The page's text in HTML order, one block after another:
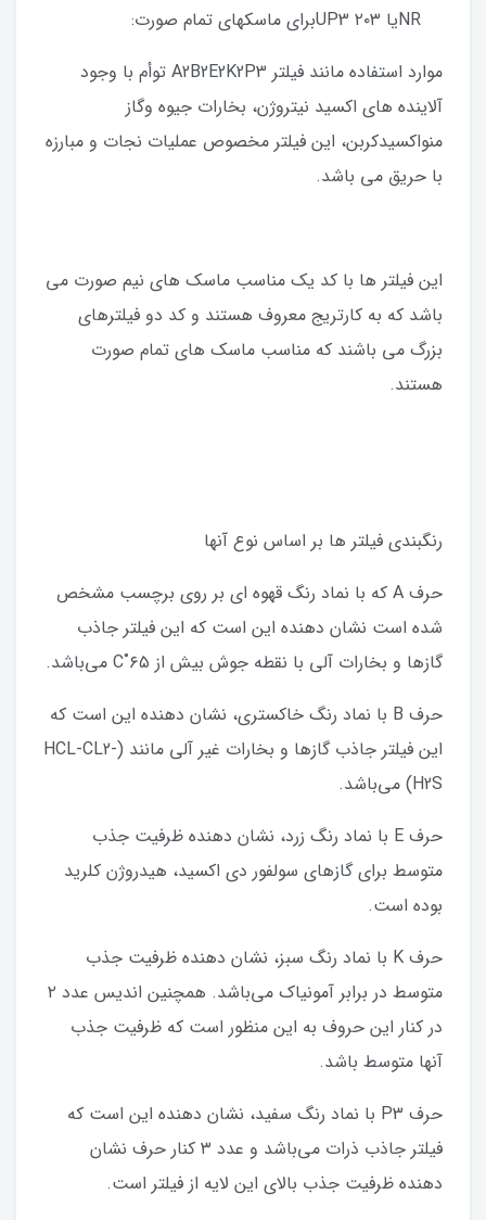
NRیا ۲۰۳ UP3برای ماسکهای تمام صورت:
موارد استفاده مانند فیلتر A2B2E2K2P3 توأم با وجود
آلاینده های اکسید نیتروژن، بخارات جیوه وگاز
منواکسیدکربن، این فیلتر مخصوص عملیات نجات و مبارزه
با حریق می باشد.
این فیلتر ها با کد یک مناسب ماسک های نیم صورت می
باشد که به کارتریج معروف هستند و کد دو فیلترهای
بزرگ می باشند که مناسب ماسک های تمام صورت
هستند.
رنگبندی فیلتر ها بر اساس نوع آنها
حرف A که با نماد رنگ قهوه ای بر روی برچسب مشخص‌
شده است نشان‌ دهنده این است که این فیلتر جاذب
گازها و بخارات آلی با نقطه‌ جوش بیش از ۶۵˚C می‌باشد.
حرف B با نماد رنگ خاکستری، نشان ‌دهنده این است که
این فیلتر جاذب گازها و بخارات غیر آلی مانند (HCL-CL2-
H2S) می‌باشد.
حرف E با نماد رنگ زرد، نشان ‌دهنده ظرفیت جذب
متوسط برای گازهای سولفور دی اکسید، هیدروژن کلرید
بوده است.
حرف K با نماد رنگ سبز، نشان ‌دهنده ظرفیت جذب
متوسط در برابر آمونیاک می‌باشد. همچنین اندیس عدد ۲
در کنار این حروف به این منظور است که ظرفیت جذب
آنها متوسط باشد.
حرف P3 با نماد رنگ سفید، نشان‌ دهنده این است که
فیلتر جاذب ذرات می‌باشد و عدد ۳ کنار حرف نشان‌
دهنده ظرفیت جذب بالای این لایه از فیلتر است.